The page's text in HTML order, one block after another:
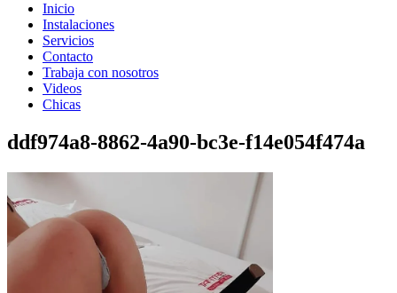
Inicio
Instalaciones
Servicios
Contacto
Trabaja con nosotros
Videos
Chicas
ddf974a8-8862-4a90-bc3e-f14e054f474a